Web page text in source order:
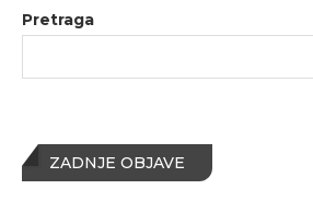
Pretraga
ZADNJE OBJAVE